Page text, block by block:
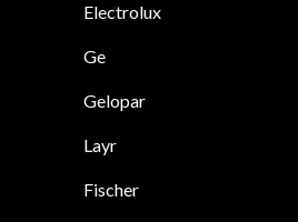
Electrolux
Ge
Gelopar
Layr
Fischer